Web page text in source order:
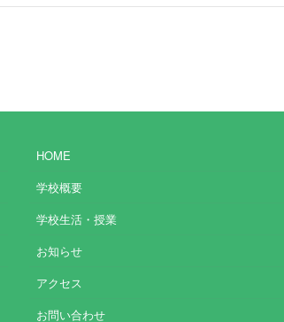
HOME
学校概要
学校生活・授業
お知らせ
アクセス
お問い合わせ